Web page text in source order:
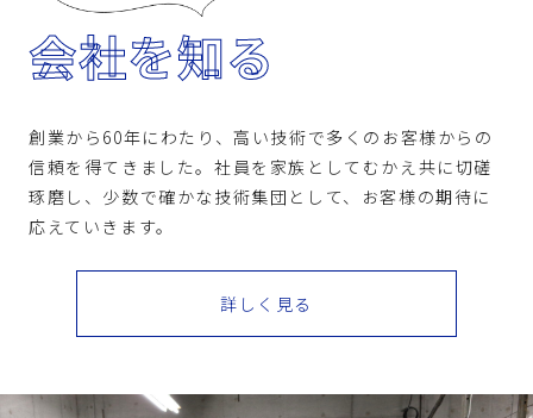
会社を知る
創業から60年にわたり、高い技術で多くのお客様からの
信頼を得てきました。社員を家族としてむかえ共に切磋
琢磨し、少数で確かな技術集団として、お客様の期待に
応えていきます。
詳しく見る